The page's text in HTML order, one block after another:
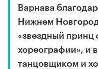
Варнава
Нижнем
«звездный принц
хореографии», и
танцовщиком и